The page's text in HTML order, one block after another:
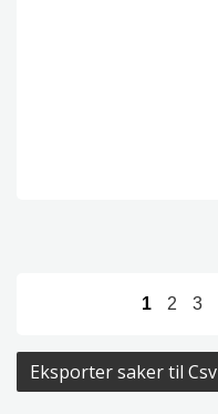
1 2 3
Eksporter saker til Csv